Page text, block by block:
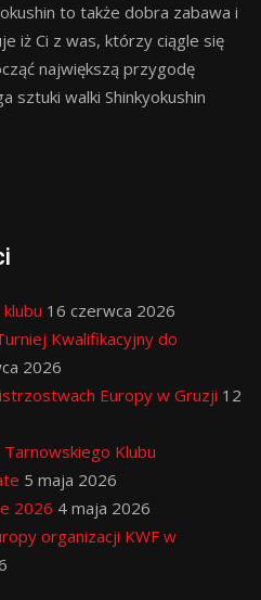
to także dobra zabawa i
iż Ci z was, którzy ciągle się
największą przygodę
sztuki walki Shinkyokushin
16 czerwca 2026
Kwalifikacyjny do
2026
Europy w Gruzji 12
Klubu
5 maja 2026
2026 4 maja 2026
organizacji KWF w